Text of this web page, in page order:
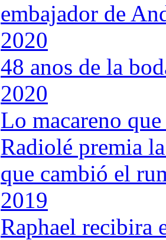
embajador de
2020
48 anos de la
2020
Lo macareno
Radiolé premia
que cambió el
2019
Raphael recibira